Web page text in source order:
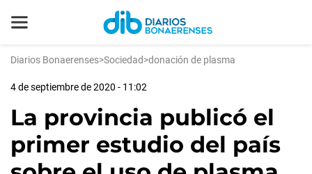
Diarios Bonaerenses>Sociedad>donación de plasma
4 de septiembre de 2020 - 11:02
La provincia publicó el
primer estudio del país